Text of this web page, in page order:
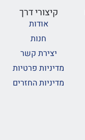
קיצורי דרך
אודות
חנות
יצירת קשר
מדיניות פרטיות
מדיניות החזרים